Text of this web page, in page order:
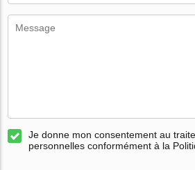
Je donne mon consentement au
personnelles conformément à la